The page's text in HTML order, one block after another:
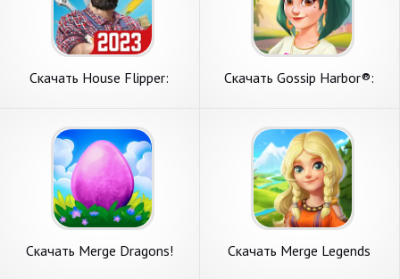
Скачать House Flipper:
Скачать Gossip Harbor®:
на Андроид
Скачать Merge Dragons!
Скачать Merge Legends